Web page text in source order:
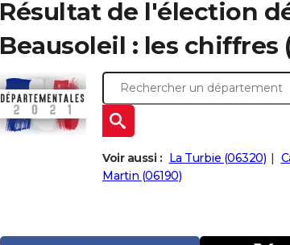
Résultat de l'élection
Beausoleil : les chiffres
Voir aussi : La Turbie (06320)
Martin (06190)